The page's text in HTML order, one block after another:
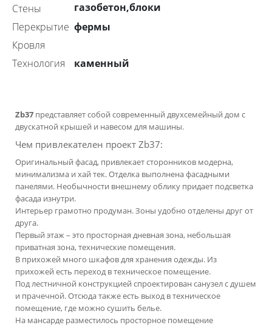
стены
газобетон,блоки
перекрытие фермы
Кровля
технология
каменный
Zb37 представляет собой современный двухсемейный дом с
двускатной крышей и навесом для машины.
Чем привлекателен проект Zb37:
Оригинальный фасад, привлекает сторонников модерна,
минимализма и хай тек. Отделка выполнена фасадными
панелями. Необычности внешнему облику придает подсветка
фасада изнутри.
Интерьер грамотно продуман. Зоны удобно отделены друг от
друга.
Первый этаж – это просторная дневная зона, небольшая
приватная зона, технические помещения.
В прихожей много шкафов для хранения одежды. Из
прихожей есть переход в техническое помещение.
Под лестничной конструкцией спроектирован санузел с душем
и прачечной. Отсюда также есть выход в техническое
помещение, где можно сушить белье.
На мансарде разместилось просторное помещение